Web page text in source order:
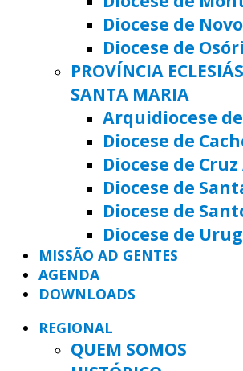
Diocese de
Diocese de
PROVÍNCIA
SANTA MARIA
Arquidiocese
Diocese de
Diocese de
Diocese de
Diocese de
Diocese de
MISSÃO AD GENTES
AGENDA
DOWNLOADS
REGIONAL
QUEM SOMOS